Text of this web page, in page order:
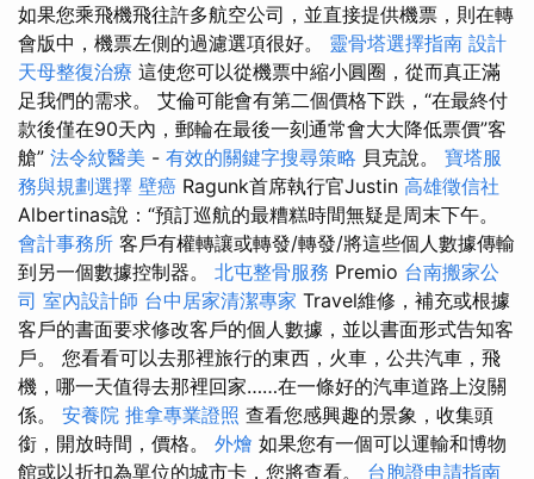
如果您乘飛機飛往許多航空公司，並直接提供機票，則在轉
會版中，機票左側的過濾選項很好。 靈骨塔選擇指南 設計
天母整復治療 這使您可以從機票中縮小圓圈，從而真正滿
足我們的需求。 艾倫可能會有第二個價格下跌，“在最終付
款後僅在90天內，郵輪在最後一刻通常會大大降低票價”客
艙” 法令紋醫美 - 有效的關鍵字搜尋策略 貝克說。 寶塔服
務與規劃選擇 壁癌 Ragunk首席執行官Justin 高雄徵信社
Albertinas說：“預訂巡航的最糟糕時間無疑是周末下午。
會計事務所 客戶有權轉讓或轉發/轉發/將這些個人數據傳輸
到另一個數據控制器。 北屯整骨服務 Premio 台南搬家公
司 室內設計師 台中居家清潔專家 Travel維修，補充或根據
客戶的書面要求修改客戶的個人數據，並以書面形式告知客
戶。 您看看可以去那裡旅行的東西，火車，公共汽車，飛
機，哪一天值得去那裡回家……在一條好的汽車道路上沒關
係。 安養院 推拿專業證照 查看您感興趣的景象，收集頭
銜，開放時間，價格。 外燴 如果您有一個可以運輸和博物
館或以折扣為單位的城市卡，您將查看。 台胞證申請指南